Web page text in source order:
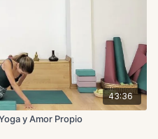
43:36
y Amor Propio